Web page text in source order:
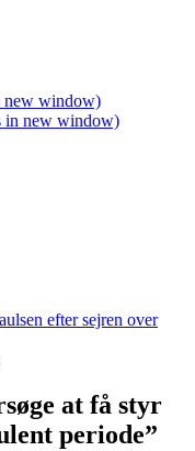
new window)
in new window)
efter sejren over
at få styr
periode”